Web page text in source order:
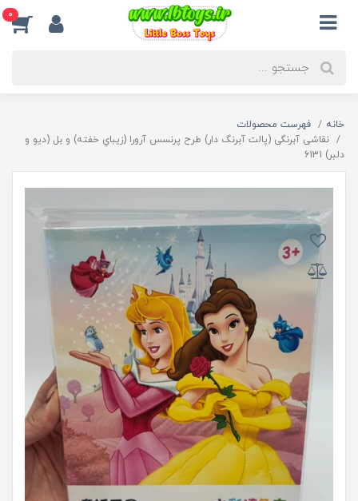
0
خانه
فهرست محصولات
نقاشی آبرنگی (پالت آبرنگ دار) طرح پرنسس آرورا (زیباي خفته) و بل (دیو و
دلبر) 6131